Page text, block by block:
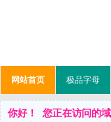
网站首页 极品字母
你好！ 您正在访问的